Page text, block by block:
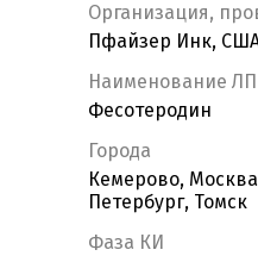
Организация,
Пфайзер Инк,
Наименование ЛП
Фесотеродин
Города
Кемерово,
Петербург, Томск
Фаза КИ